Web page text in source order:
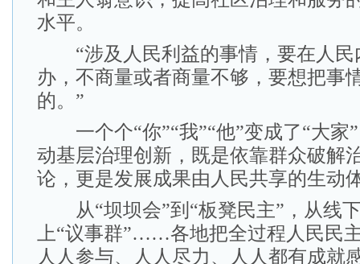
水平。
“涉及人民利益的事情，要在人民
办，不商量或者商量不够，要想把事
的。”
一个个“你”“我”“他”变成了“大家
动基层治理创新，既是依靠群众破解
论，更是发展成果由人民共享的生动
从“坝坝会”到“板凳民主”，从线下
上“议事群”……各地把全过程人民民
人人参与、人人尽力、人人都有成就